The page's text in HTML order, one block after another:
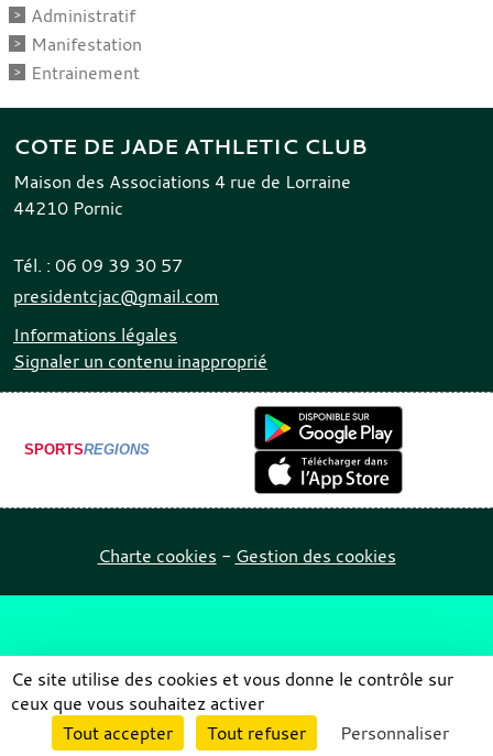
Administratif
Manifestation
Entrainement
COTE DE JADE ATHLETIC CLUB
Maison des Associations 4 rue de Lorraine
44210 Pornic
Tél. : 06 09 39 30 57
presidentcjac@gmail.com
Informations légales
Signaler un contenu inapproprié
SPORTSREGIONS
Charte cookies Gestion des cookies
Envie de participer ? Connexion
Ce site utilise des cookies et vous donne le contrôle sur
ceux que vous souhaitez activer
Tout accepter
Tout refuser Personnaliser